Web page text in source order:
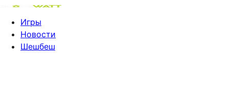
Игры
Новости
Шешбеш